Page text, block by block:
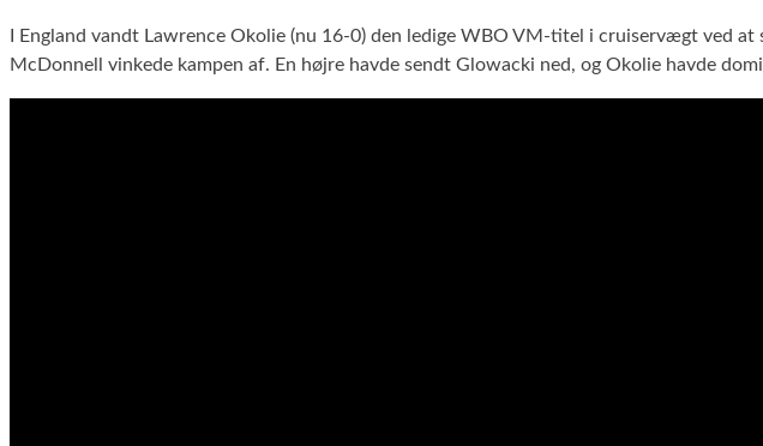
I England vandt Lawrence Okolie (nu 16-0) den ledige WBO VM-titel i cruiservægt ved
McDonnell vinkede kampen af. En højre havde sendt Glowacki ned, og Okolie havde